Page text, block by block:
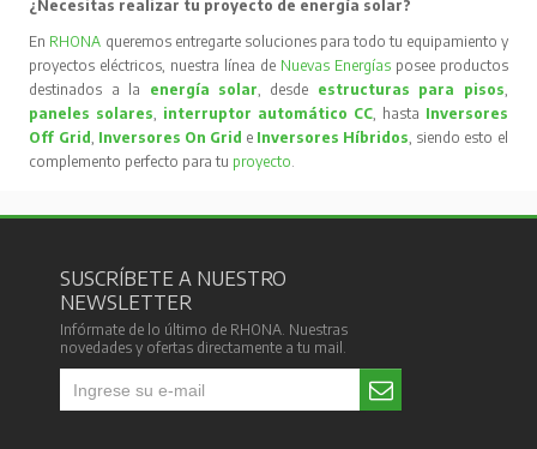
¿Necesitas realizar tu proyecto de energía solar?
En RHONA queremos entregarte soluciones para todo tu equipamiento y
proyectos eléctricos, nuestra línea de Nuevas Energíasposee productos
destinados a la energía solar , desde estructuras para pisos
paneles solares
interruptor automático CC, hasta Inversores
Off Grid Inversores On Grid e Inversores Híbridos , siendo esto el
complemento perfecto para tu proyecto
SUSCRÍBETE A NUESTRO
NEWSLETTER
Infórmate de lo último de RHONA. Nuestras
novedades y ofertas directamente a tu mail.